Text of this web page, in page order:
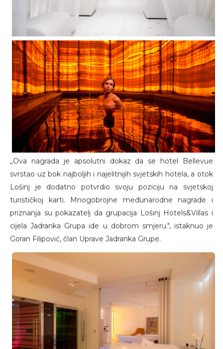
„Ova nagrada je apsolutni dokaz da se hotel Bellevue
svrstao uz bok najboljih i najelitnijih svjetskih hotela, a otok
Lošinj je dodatno potvrdio svoju poziciju na svjetskoj
turističkoj karti. Mnogobrojne međunarodne nagrade i
priznanja su pokazatelj da grupacija Lošinj Hotels&Villas i
cijela Jadranka Grupa ide u dobrom smjeru.", istaknuo je
Goran Filipović, član Uprave Jadranka Grupe.